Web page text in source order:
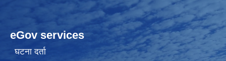
eGov services
घटना दर्ता